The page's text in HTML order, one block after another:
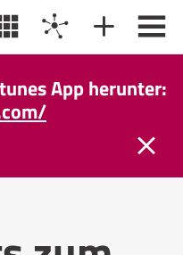
App herunter: